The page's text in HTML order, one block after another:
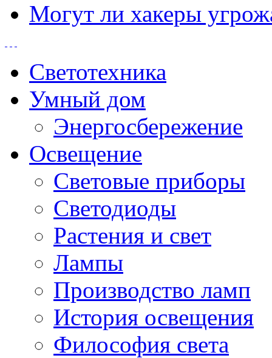
Могут ли хакеры
Светотехника
Умный дом
Энергосбережение
Освещение
Световые приборы
Светодиоды
Растения и свет
Лампы
Производство ламп
История освещения
Философия света